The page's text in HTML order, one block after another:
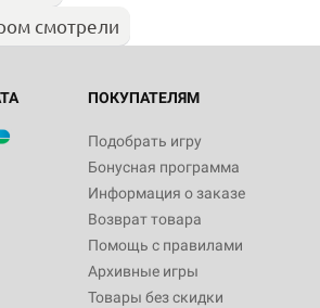
смотрели
ПОКУПАТЕЛЯМ
Подобрать игру
Бонусная программа
Информация о заказе
Возврат товара
Помощь с правилами
Архивные игры
Товары без скидки